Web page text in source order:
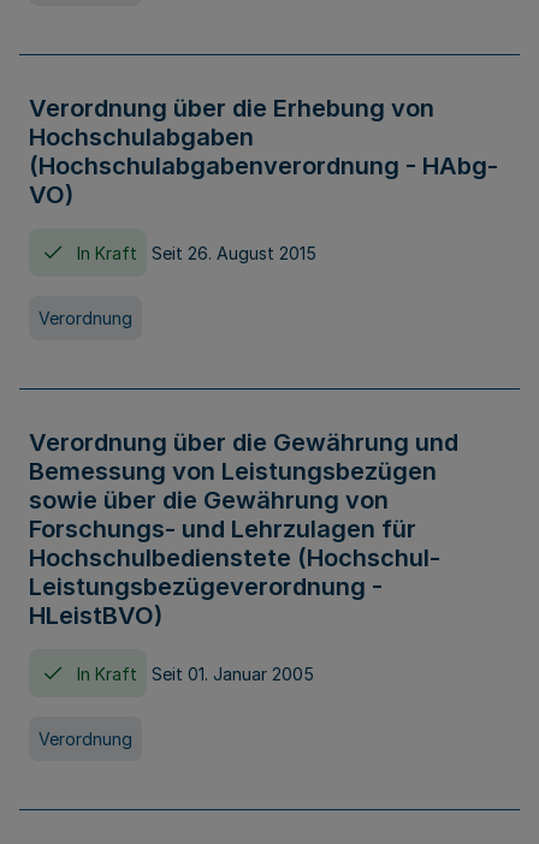
Verordnung über die Erhebung von
Hochschulabgaben
(Hochschulabgabenverordnung - HAbg-
VO)
In Kraft Seit 26. August 2015
Verordnung
Verordnung über die Gewährung und
Bemessung von Leistungsbezügen
sowie über die Gewährung von
Forschungs- und Lehrzulagen für
Hochschulbedienstete (Hochschul-
Leistungsbezügeverordnung -
HLeistBVO)
In Kraft Seit 01. Januar 2005
Verordnung